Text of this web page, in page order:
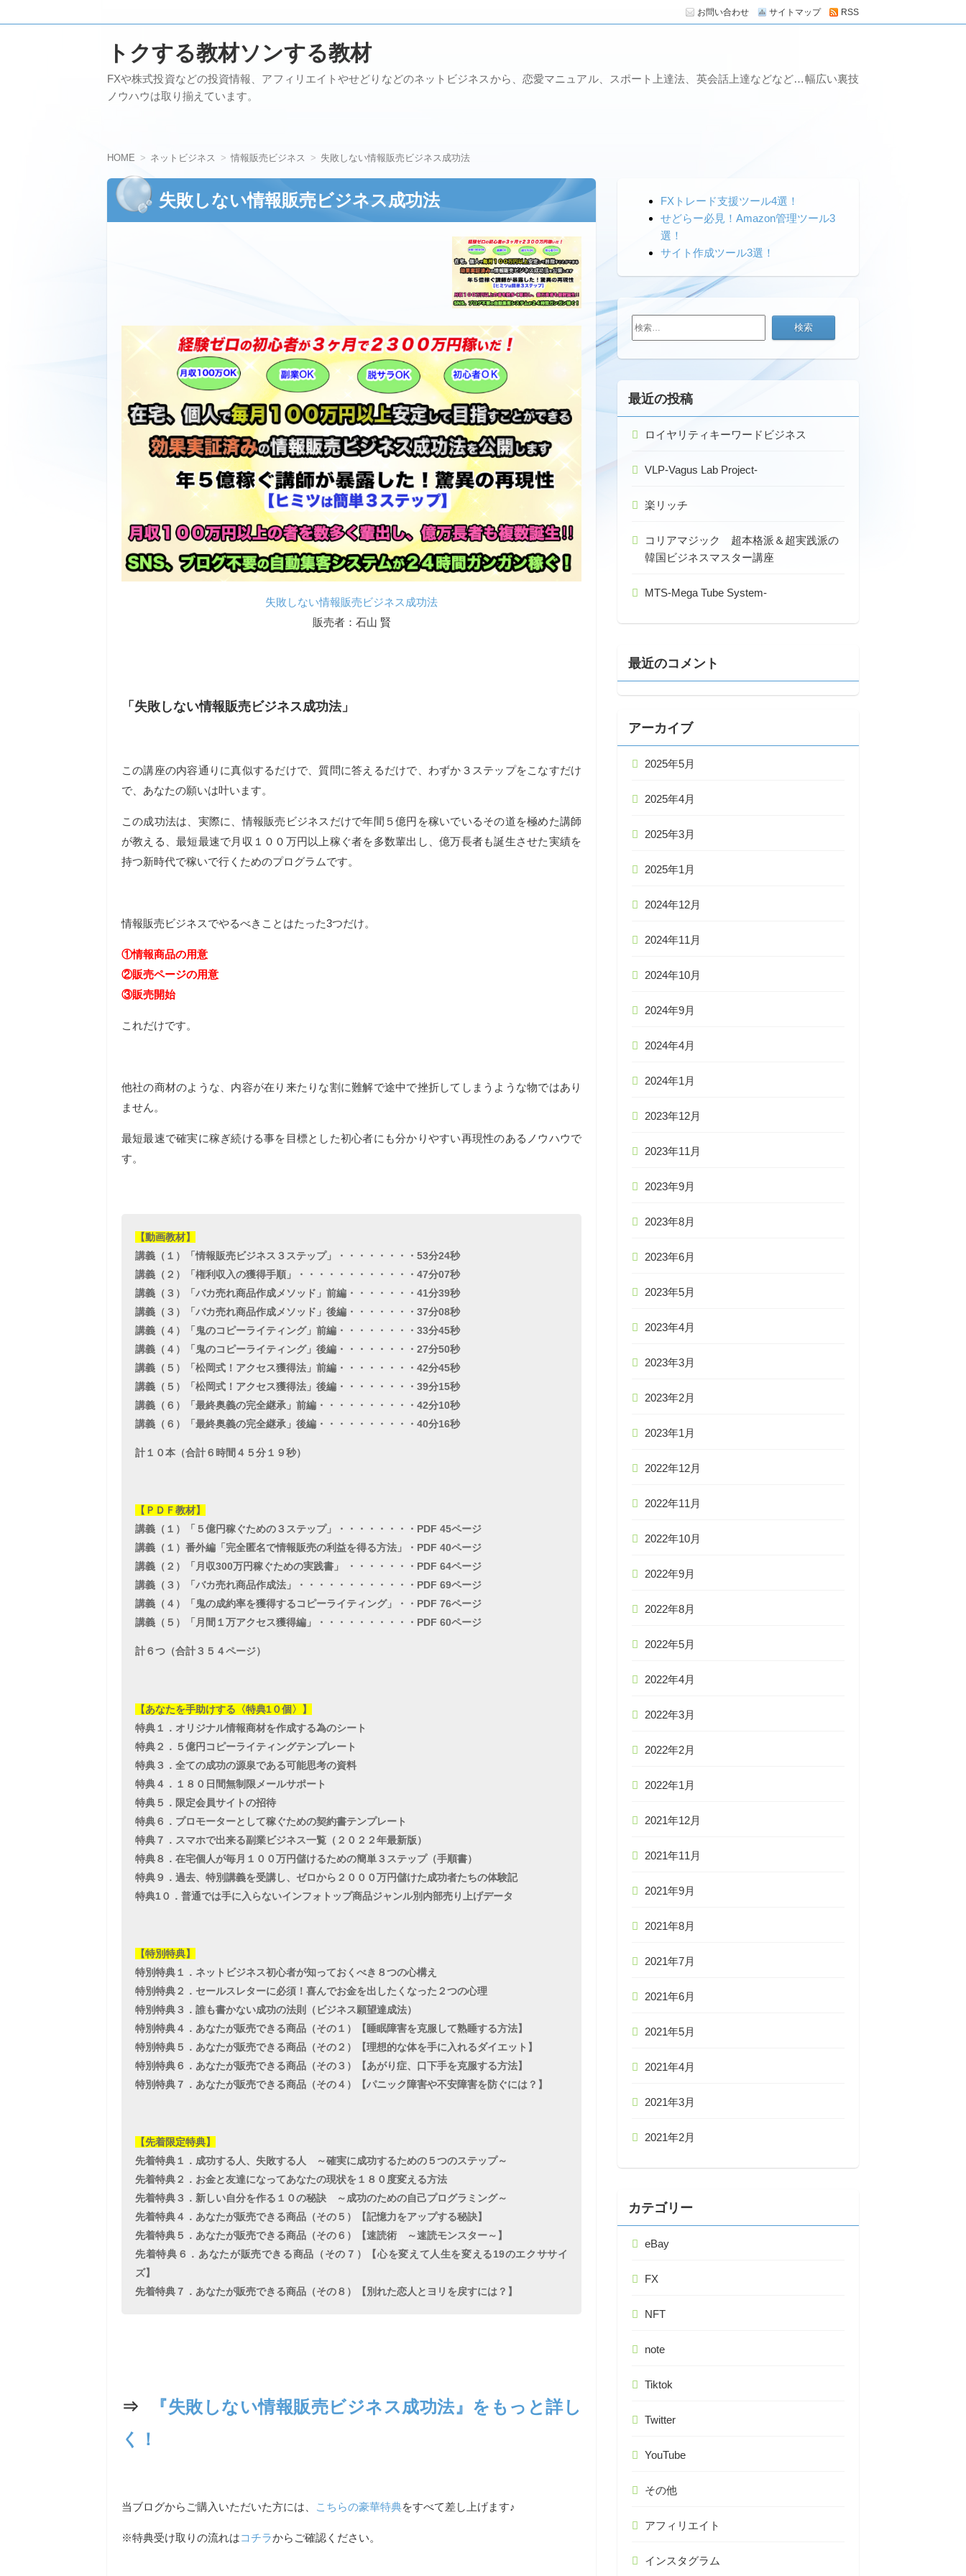
お問い合わせ サイトマップ RSS
トクする教材ソンする教材
FXや株式投資などの投資情報、アフィリエイトやせどりなどのネットビジネスから、恋愛マニュアル、スポート上達法、英会話上達などなど…幅広い裏技
ノウハウは取り揃えています。
HOME ネットビジネス 情報販売ビジネス 失敗しない情報販売ビジネス成功法
失敗しない情報販売ビジネス成功法
失敗しない情報販売ビジネス成功法
販売者：石山 賢
「失敗しない情報販売ビジネス成功法」
この講座の内容通りに真似するだけで、質問に答えるだけで、わずか３ステップをこなすだけ
で、あなたの願いは叶います。
この成功法は、実際に、情報販売ビジネスだけで年間５億円を稼いでいるその道を極めた講師
が教える、最短最速で月収１００万円以上稼ぐ者を多数輩出し、億万長者も誕生させた実績を
持つ新時代で稼いで行くためのプログラムです。
情報販売ビジネスでやるべきことはたった3つだけ。
①情報商品の用意
②販売ページの用意
③販売開始
これだけです。
他社の商材のような、内容が在り来たりな割に難解で途中で挫折してしまうような物ではあり
ません。
最短最速で確実に稼ぎ続ける事を目標とした初心者にも分かりやすい再現性のあるノウハウで
す。
【動画教材】
講義（１）「情報販売ビジネス３ステップ」・・・・・・・・53分24秒
講義（２）「権利収入の獲得手順」・・・・・・・・・・・・47分07秒
講義（３）「バカ売れ商品作成メソッド」前編・・・・・・・41分39秒
講義（３）「バカ売れ商品作成メソッド」後編・・・・・・・37分08秒
講義（４）「鬼のコピーライティング」前編・・・・・・・・33分45秒
講義（４）「鬼のコピーライティング」後編・・・・・・・・27分50秒
講義（５）「松岡式！アクセス獲得法」前編・・・・・・・・42分45秒
講義（５）「松岡式！アクセス獲得法」後編・・・・・・・・39分15秒
講義（６）「最終奥義の完全継承」前編・・・・・・・・・・42分10秒
講義（６）「最終奥義の完全継承」後編・・・・・・・・・・40分16秒
計１０本（合計６時間４５分１９秒）
【ＰＤＦ教材】
講義（１）「５億円稼ぐための３ステップ」・・・・・・・・PDF 45ページ
講義（１）番外編「完全匿名で情報販売の利益を得る方法」・PDF 40ページ
講義（２）「月収300万円稼ぐための実践書」 ・・・・・・・PDF 64ページ
講義（３）「バカ売れ商品作成法」・・・・・・・・・・・・PDF 69ページ
講義（４）「鬼の成約率を獲得するコピーライティング」・・PDF 76ページ
講義（５）「月間１万アクセス獲得編」・・・・・・・・・・PDF 60ページ
計６つ（合計３５４ページ）
【あなたを手助けする〈特典1０個〉】
特典１．オリジナル情報商材を作成する為のシート
特典２．５億円コピーライティングテンプレート
特典３．全ての成功の源泉である可能思考の資料
特典４．１８０日間無制限メールサポート
特典５．限定会員サイトの招待
特典６．プロモーターとして稼ぐための契約書テンプレート
特典７．スマホで出来る副業ビジネス一覧（２０２２年最新版）
特典８．在宅個人が毎月１００万円儲けるための簡単３ステップ（手順書）
特典９．過去、特別講義を受講し、ゼロから２０００万円儲けた成功者たちの体験記
特典1０．普通では手に入らないインフォトップ商品ジャンル別内部売り上げデータ
【特別特典】
特別特典１．ネットビジネス初心者が知っておくべき８つの心構え
特別特典２．セールスレターに必須！喜んでお金を出したくなった２つの心理
特別特典３．誰も書かない成功の法則（ビジネス願望達成法）
特別特典４．あなたが販売できる商品（その１）【睡眠障害を克服して熟睡する方法】
特別特典５．あなたが販売できる商品（その２）【理想的な体を手に入れるダイエット】
特別特典６．あなたが販売できる商品（その３）【あがり症、口下手を克服する方法】
特別特典７．あなたが販売できる商品（その４）【パニック障害や不安障害を防ぐには？】
【先着限定特典】
先着特典１．成功する人、失敗する人 ～確実に成功するための５つのステップ～
先着特典２．お金と友達になってあなたの現状を１８０度変える方法
先着特典３．新しい自分を作る１０の秘訣 ～成功のための自己プログラミング～
先着特典４．あなたが販売できる商品（その５）【記憶力をアップする秘訣】
先着特典５．あなたが販売できる商品（その６）【速読術 ～速読モンスター～】
先着特典６．あなたが販売できる商品（その７）【心を変えて人生を変える19のエクササイ
ズ】
先着特典７．あなたが販売できる商品（その８）【別れた恋人とヨリを戻すには？】
⇒
『失敗しない情報販売ビジネス成功法』をもっと詳し
く！
当ブログからご購入いただいた方には、 こちらの豪華特典をすべて差し上げます♪
※特典受け取りの流れはコチラからご確認ください。
FXトレード支援ツール4選！
せどらー必見！Amazon管理ツール3
選！
サイト作成ツール3選！
検
索:
最近の投稿
ロイヤリティキーワードビジネス
VLP-Vagus Lab Project-
楽リッチ
コリアマジック 超本格派＆超実践派の
韓国ビジネスマスター講座
MTS-Mega Tube System-
最近のコメント
アーカイブ
2025年5月
2025年4月
2025年3月
2025年1月
2024年12月
2024年11月
2024年10月
2024年9月
2024年4月
2024年1月
2023年12月
2023年11月
2023年9月
2023年8月
2023年6月
2023年5月
2023年4月
2023年3月
2023年2月
2023年1月
2022年12月
2022年11月
2022年10月
2022年9月
2022年8月
2022年5月
2022年4月
2022年3月
2022年2月
2022年1月
2021年12月
2021年11月
2021年9月
2021年8月
2021年7月
2021年6月
2021年5月
2021年4月
2021年3月
2021年2月
カテゴリー
eBay
FX
NFT
note
Tiktok
Twitter
YouTube
その他
アフィリエイト
インスタグラム